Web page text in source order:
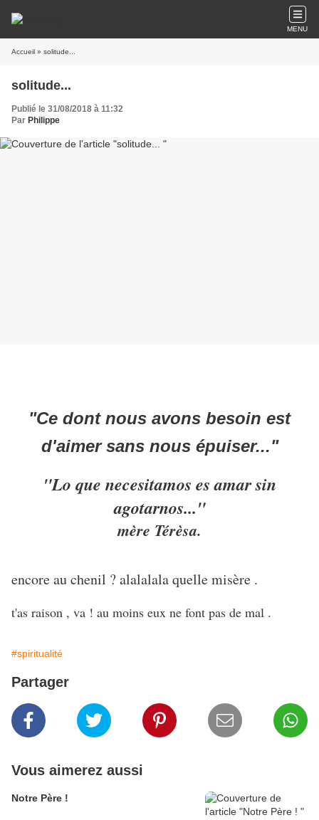
MENU
Accueil » solitude...
solitude...
Publié le 31/08/2018 à 11:32
Par Philippe
"Ce dont nous avons besoin est
d'aimer sans nous épuiser..."
"Lo que necesitamos es amar sin
agotarnos..."
mère Térèsa.
encore au chenil ? alalalala quelle misère .
t'as raison , va ! au moins eux ne font pas de mal .
#spiritualité
Partager
Vous aimerez aussi
Notre Père !